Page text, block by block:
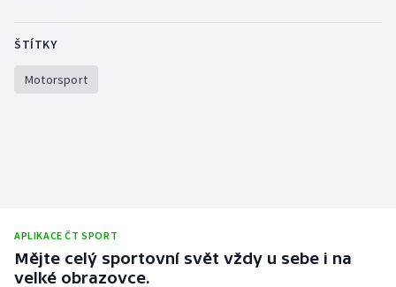
Short track
Sportovní střelba
ŠTÍTKY
Motorsport
APLIKACE ČT SPORT
Mějte celý sportovní svět vždy u sebe i na
velké obrazovce.